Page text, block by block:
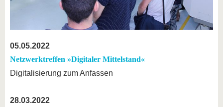
05.05.2022
Netzwerktreffen »Digitaler Mittelstand«
Digitalisierung zum Anfassen
28.03.2022